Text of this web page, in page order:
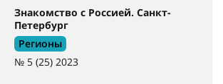
Знакомство с Россией. Санкт-
Петербург
Регионы
№ 5 (25) 2023